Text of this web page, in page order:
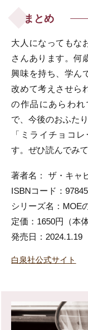
まとめ
大人になってもな
さんあります。何
興味を持ち、学ん
改めて考えさせら
の作品にあらわ
で、今後のおふた
「ミライチョコ
す。ぜひ読んでみ
著者名： ザ・キャ
ISBNコード：
シリーズ名：MOE
定価：1650円（本
発売日：2024.1.19
白泉社公式サイト